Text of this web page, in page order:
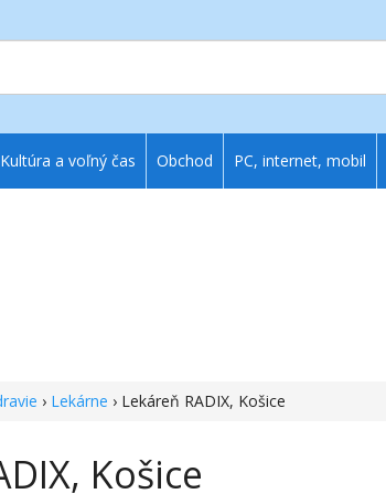
› Lekárne › Lekáreň RADIX, Košice
Košice
Kultúra a voľný čas Obchod PC, internet, mobil